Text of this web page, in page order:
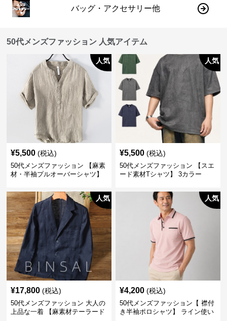
バッグ・アクセサリー他
50代メンズファッション 人気アイテム
人気
¥5,500 (税込)
50代メンズファッション 【麻素
材・半袖プルオーバーシャツ】
人気
¥5,500 (税込)
50代メンズファッション 【スエ
ード素材Tシャツ】 3カラー
人気
¥17,800 (税込)
50代メンズファッション 大人の
上品な一着 【麻素材テーラード
人気
¥4,200 (税込)
50代メンズファッション【 襟付
き半袖ポロシャツ】 ライン使い